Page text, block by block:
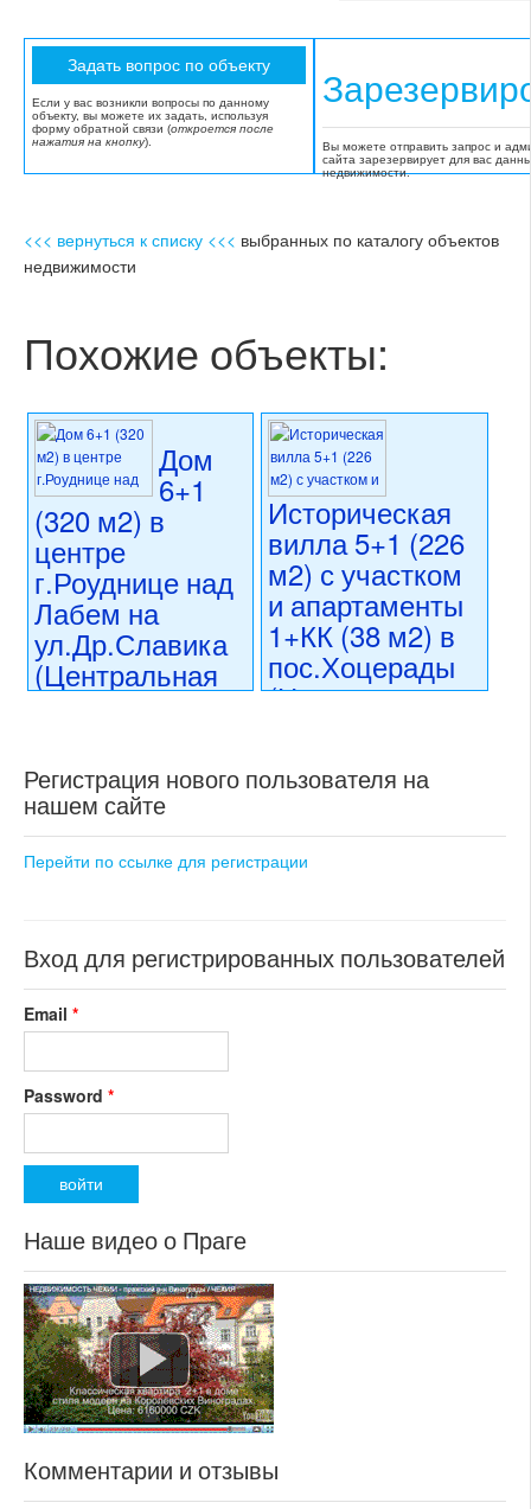
Если у вас возникли вопросы по данному
объекту, вы можете их задать, используя
форму обратной связи (откроется после
нажатия на кнопку).
Вы можете отправить запрос и
сайта зарезервирует для вас
недвижимости.
<<< вернуться к списку <<< выбранных по каталогу объектов
недвижимости
Похожие объекты:
Дом
6+1
(320 м2) в
центре
г.Роуднице над
Лабем на
ул.Др.Славика
(Центральная
Чехия)
раздел: частные дома или
виллы
состояние: требуются
косметические работы
Историческая
вилла 5+1 (226
м2) с участком
и апартаменты
1+КК (38 м2) в
пос.Хоцерады
(Центральная
регион:Центральная Чехия
виллы
состояние: после
Регистрация нового пользователя на
нашем сайте
Перейти по ссылке для регистрации
Вход для регистрированных пользователей
Email *
Password *
Наше видео о Праге
Комментарии и отзывы